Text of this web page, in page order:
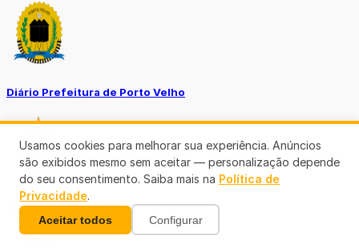
Diário Prefeitura de Porto Velho
Diário Oficial de RO
Usamos cookies para melhorar sua experiência. Anúncios
são exibidos mesmo sem aceitar — personalização depende
do seu consentimento. Saiba mais na Política de
Privacidade.
Aceitar todos Configurar